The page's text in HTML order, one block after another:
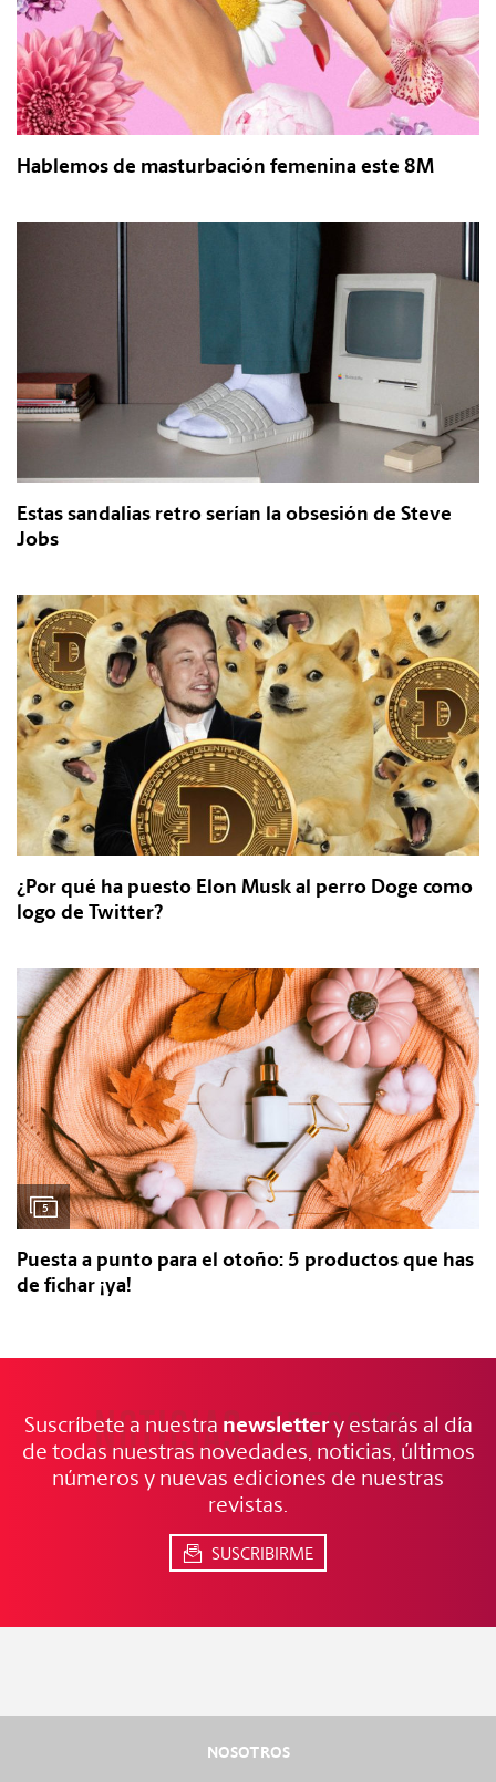
Hablemos de masturbación femenina este 8M
Estas sandalias retro serían la obsesión de Steve
Jobs
¿Por qué ha puesto Elon Musk al perro Doge como
logo de Twitter?
5
Puesta a punto para el otoño: 5 productos que has
de fichar ¡ya!
NOTICIAS FRESCAS
Suscríbete a nuestra newslettery estarás al día
de todas nuestras novedades, noticias, últimos
números y nuevas ediciones de nuestras
revistas.
SUSCRIBIRME
NOSOTROS